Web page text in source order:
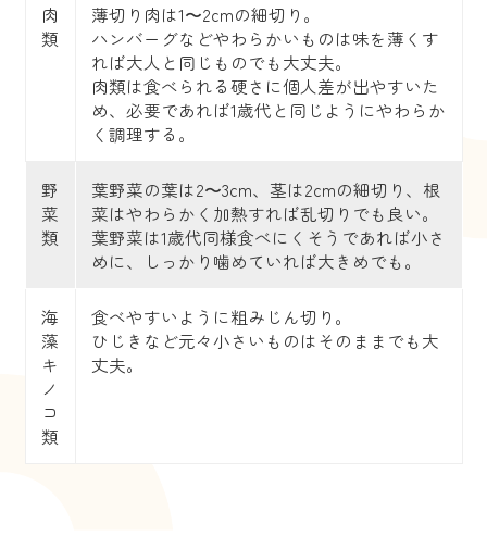
肉
類
薄切り肉は1〜2cmの細切り。
ハンバーグなどやわらかいものは味を薄くす
れば大人と同じものでも大丈夫。
肉類は食べられる硬さに個人差が出やすいた
め、必要であれば1歳代と同じようにやわらか
く調理する。
野
菜
類
葉野菜の葉は2〜3cm、茎は2cmの細切り、根
菜はやわらかく加熱すれば乱切りでも良い。
葉野菜は1歳代同様食べにくそうであれば小さ
めに、しっかり噛めていれば大きめでも。
海
藻
キ
ノ
コ
類
食べやすいように粗みじん切り。
ひじきなど元々小さいものはそのままでも大
丈夫。